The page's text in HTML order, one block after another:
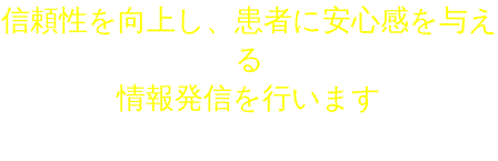
信頼性を向上し、患者に安心感を与え
る
情報発信を行います